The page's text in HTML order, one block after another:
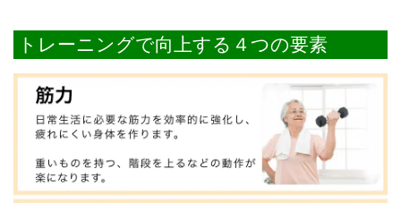
トレーニングで向上する４つの要素